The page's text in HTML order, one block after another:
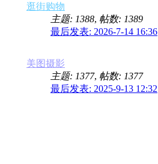
逛街购物
主题: 1388, 帖数: 1389
最后发表: 2026-7-14 16:36
美图摄影
主题: 1377, 帖数: 1377
最后发表: 2025-9-13 12:32